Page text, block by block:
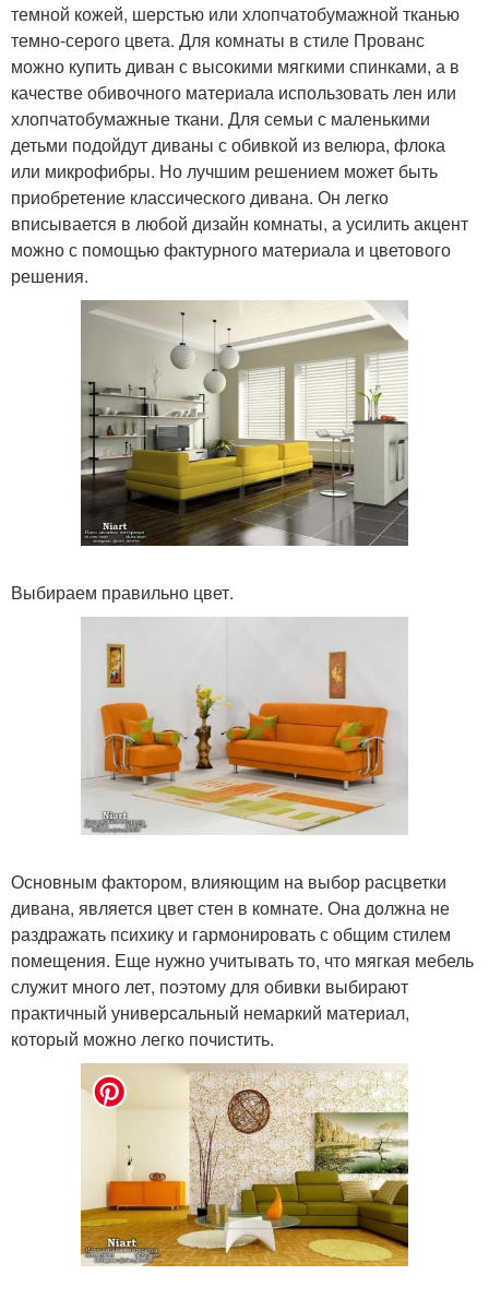
темной кожей, шерстью или хлопчатобумажной тканью
темно-серого цвета. Для комнаты в стиле Прованс
можно купить диван с высокими мягкими спинками, а в
качестве обивочного материала использовать лен или
хлопчатобумажные ткани. Для семьи с маленькими
детьми подойдут диваны с обивкой из велюра, флока
или микрофибры. Но лучшим решением может быть
приобретение классического дивана. Он легко
вписывается в любой дизайн комнаты, а усилить акцент
можно с помощью фактурного материала и цветового
решения.
Выбираем правильно цвет.
Основным фактором, влияющим на выбор расцветки
дивана, является цвет стен в комнате. Она должна не
раздражать психику и гармонировать с общим стилем
помещения. Еще нужно учитывать то, что мягкая мебель
служит много лет, поэтому для обивки выбирают
практичный универсальный немаркий материал,
который можно легко почистить.